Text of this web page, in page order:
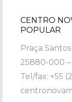
CENTRO
POPULAR
Praça
25880-000 –
Tel/fax: +55